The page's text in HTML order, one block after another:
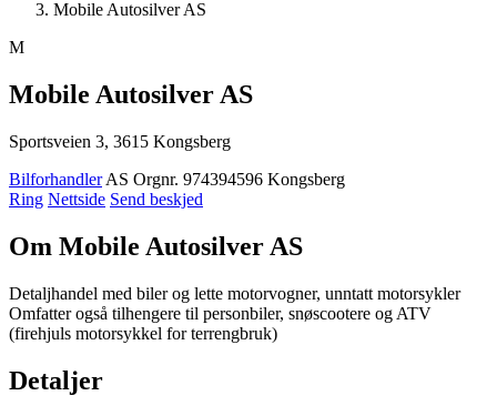
Mobile Autosilver AS
M
Mobile Autosilver AS
Sportsveien 3, 3615 Kongsberg
Bilforhandler AS Orgnr. 974394596 Kongsberg
Ring Nettside Send beskjed
Om Mobile Autosilver AS
Detaljhandel med biler og lette motorvogner, unntatt motorsykler
Omfatter også tilhengere til personbiler, snøscootere og ATV
(firehjuls motorsykkel for terrengbruk)
Detaljer